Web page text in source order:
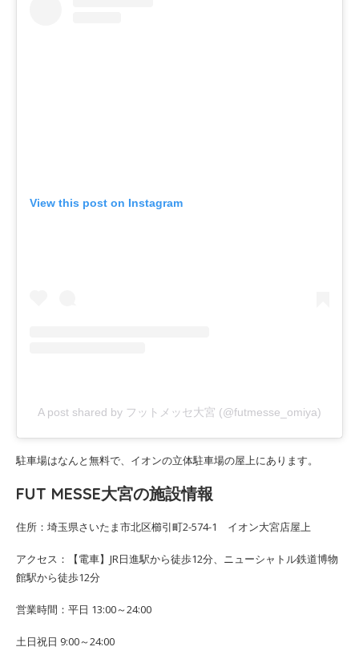
View this post on Instagram
A post shared by フットメッセ大宮 (@futmesse_omiya)
駐車場はなんと無料で、イオンの立体駐車場の屋上にあります。
FUT MESSE大宮の施設情報
住所：埼玉県さいたま市北区櫛引町2-574-1 イオン大宮店屋上
アクセス：【電車】JR日進駅から徒歩12分、ニューシャトル鉄道博物
館駅から徒歩12分
営業時間：平日 13:00～24:00
土日祝日 9:00～24:00